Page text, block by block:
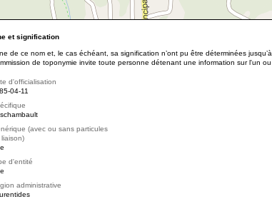
et signification
de ce nom et, le cas échéant, sa signification n’ont pu être déterminées
de toponymie invite toute personne détenant une information sur l'un
d'officialisation
04-11
(avec ou sans particules
d'entité
administrative